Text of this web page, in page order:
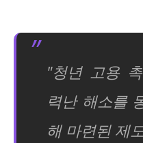
"청년 고용
력난 해소를
해 마련된 제